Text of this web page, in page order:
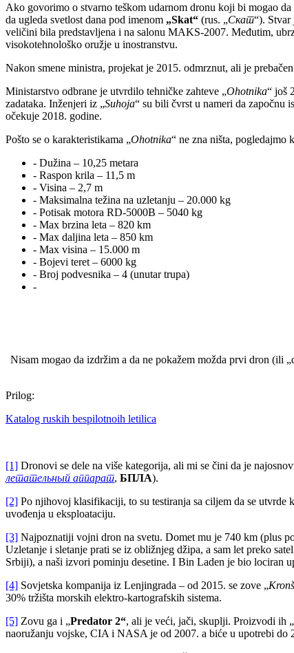
Ako govorimo o stvarno teškom udarnom dronu koji bi mogao
da ugleda svetlost dana pod imenom „Skat“ (rus. „Скат“). Stvar
veličini bila predstavljena i na salonu MAKS-2007. Međutim,
visokotehnološko oružje u inostranstvu.
Nakon smene ministra, projekat je 2015. odmrznut, ali je
Ministarstvo odbrane je utvrdilo tehničke zahteve „Ohotnika“ još
zadataka. Inženjeri iz „Suhoja“ su bili čvrst u nameri da započnu
očekuje 2018. godine.
Pošto se o karakteristikama „Ohotnika“ ne zna ništa, pogledajmo
- Dužina – 10,25 metara
- Raspon krila – 11,5 m
- Visina – 2,7 m
- Maksimalna težina na uzletanju – 20.000 kg
- Potisak motora RD-5000B – 5040 kg
- Max brzina leta – 820 km
- Max daljina leta – 850 km
- Max visina – 15.000 m
- Bojevi teret – 6000 kg
- Broj podvesnika – 4 (unutar trupa)
-
Nisam mogao da izdržim a da ne pokažem možda prvi dron (ili
Prilog:
Katalog ruskih bespilotnoih letilica
[1] Dronovi se dele na više kategorija, ali mi se čini da je
летательный аппарат, БПЛА).
[2] Po njihovoj klasifikaciji, to su testiranja sa ciljem da se utvrde
uvođenja u eksploataciju.
[3] Najpoznatiji vojni dron na svetu. Domet mu je 740 km (plus
Uzletanje i sletanje prati se iz obližnjeg džipa, a sam let preko
Srbiji), a naši izvori pominju desetine. I Bin Laden je bio lociran
[4] Sovjetska kompanija iz Lenjingrada – od 2015. se zove „
30% tržišta morskih elektro-kartografskih sistema.
[5] Zovu ga i „Predator 2“, ali je veći, jači, skuplji. Proizvodi ih „
naoružanju vojske, CIA i NASA je od 2007. a biće u upotrebi do